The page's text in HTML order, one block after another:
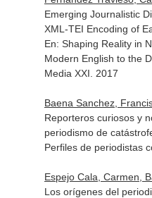
Emerging Journalistic
XML-TEI Encoding of
En: Shaping Reality in
Modern English to the
Media XXI. 2017
Baena Sanchez,
Reporteros curiosos y
periodismo de
Perfiles de periodistas
Espejo Cala, Carmen,
Los orígenes del